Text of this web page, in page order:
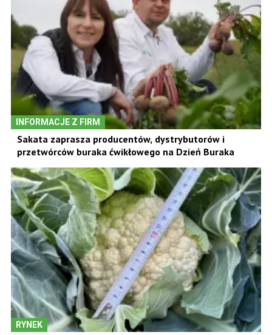
INFORMACJE Z FIRM
Sakata zaprasza producentów, dystrybutorów i
przetwórców buraka ćwikłowego na Dzień Buraka
RYNEK